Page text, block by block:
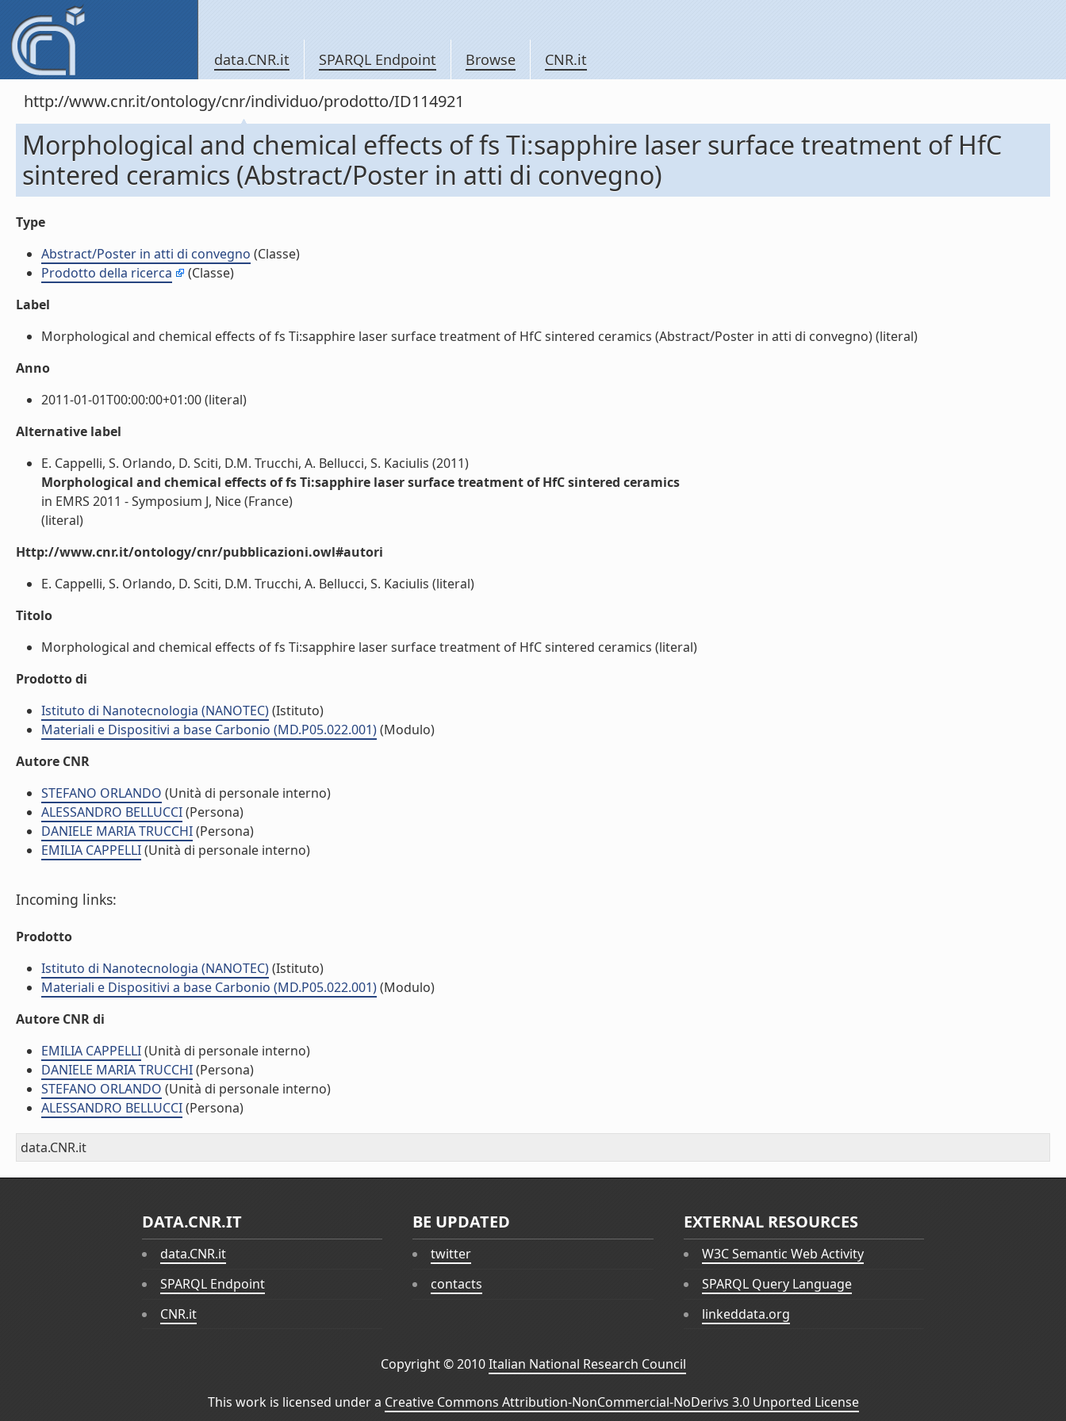
data.CNR.it SPARQL Endpoint Browse CNR.it
http://www.cnr.it/ontology/cnr/individuo/prodotto/ID114921
Morphological and chemical effects of fs Ti:sapphire laser surface treatment of HfC
sintered ceramics (Abstract/Poster in atti di convegno)
Type
Abstract/Poster in atti di convegno (Classe)
Prodotto della ricerca
(Classe)
Label
Morphological and chemical effects of fs Ti:sapphire laser surface treatment of HfC sintered ceramics (Abstract/Poster in atti di convegno) (literal)
Anno
2011-01-01T00:00:00+01:00 (literal)
Alternative label
E. Cappelli, S. Orlando, D. Sciti, D.M. Trucchi, A. Bellucci, S. Kaciulis (2011)
Morphological and chemical effects of fs Ti:sapphire laser surface treatment of HfC sintered ceramics
in EMRS 2011 - Symposium J, Nice (France)
(literal)
Http://www.cnr.it/ontology/cnr/pubblicazioni.owl#autori
E. Cappelli, S. Orlando, D. Sciti, D.M. Trucchi, A. Bellucci, S. Kaciulis (literal)
Titolo
Morphological and chemical effects of fs Ti:sapphire laser surface treatment of HfC sintered ceramics (literal)
Prodotto di
Istituto di Nanotecnologia (NANOTEC)(Istituto)
Materiali e Dispositivi a base Carbonio (MD.P05.022.001)(Modulo)
Autore CNR
STEFANO ORLANDO (Unità di personale interno)
ALESSANDRO BELLUCCI(Persona)
DANIELE MARIA TRUCCHI(Persona)
EMILIA CAPPELLI(Unità di personale interno)
Incoming links:
Prodotto
Istituto di Nanotecnologia (NANOTEC)(Istituto)
Materiali e Dispositivi a base Carbonio (MD.P05.022.001)(Modulo)
Autore CNR di
EMILIA CAPPELLI(Unità di personale interno)
DANIELE MARIA TRUCCHI(Persona)
STEFANO ORLANDO (Unità di personale interno)
ALESSANDRO BELLUCCI(Persona)
data.CNR.it
DATA.CNR.IT
data.CNR.it
SPARQL Endpoint
CNR.it
BE UPDATED
twitter
contacts
EXTERNAL RESOURCES
W3C Semantic Web Activity
SPARQL Query Language
linkeddata.org
Copyright © 2010Italian National Research Council
This work is licensed under a Creative Commons Attribution-NonCommercial-NoDerivs 3.0 Unported License